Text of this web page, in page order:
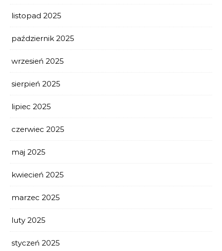
listopad 2025
październik 2025
wrzesień 2025
sierpień 2025
lipiec 2025
czerwiec 2025
maj 2025
kwiecień 2025
marzec 2025
luty 2025
styczeń 2025